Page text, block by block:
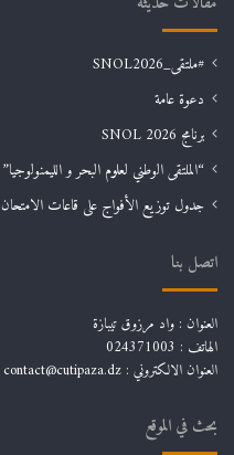
#ملتقى_SNOL2026
دعوة عامة
برنامج SNOL 2026
“الملتقى الوطني لعلوم البحر و الليمنولوجيا”
جدول توزيع الأفواج على قاعات الامتحان
اتصل بنا
العنوان : واد مرزوق تيبازة
الهاتف : 024371003
العنوان الالكتروني : contact@cutipaza.dz
بحث في الموقع